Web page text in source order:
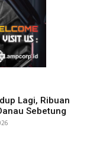
Lagi, Ribuan
Sebetung